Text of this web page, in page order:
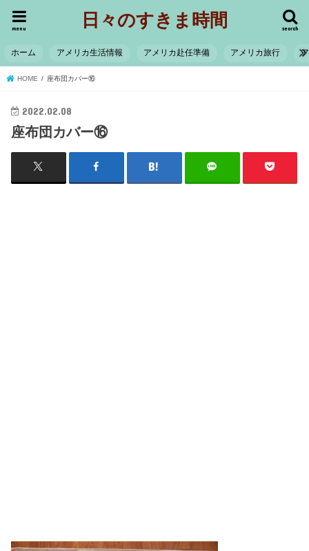
日々のすきま時間 search
menu
ホーム アメリカ生活情報 アメリカ赴任準備 アメリカ旅行
HOME 座布団カバー⑯
2022.02.08
座布団カバー⑯